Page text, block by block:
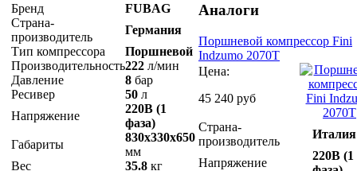
Бренд
FUBAG
Страна-
производитель
Германия
Тип компрессора
Поршневой
Производительность222 л/мин
Давление
8 бар
Ресивер
50 л
Напряжение
220В (1
фаза)
Габариты
830x330x650
мм
Вес
35.8 кг
Аналоги
Поршневой компрессор Fini
Indzumo 2070T
Цена:
45 240 руб
Страна-
производитель
Италия
Напряжение
220В (1